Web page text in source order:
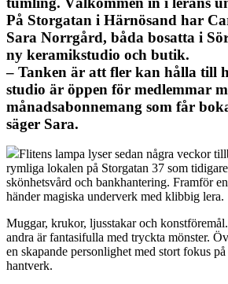
På Storgatan i Härnösand har
Sara Norrgård, båda bosatta i
ny keramikstudio och butik.
– Tanken är att fler kan hålla till
studio är öppen för medlemmar
månadsabonnemang som får
säger Sara.
Flitens lampa lyser sedan några veckor
rymliga lokalen på Storgatan 37 som
skönhetsvård och bankhantering. Framför
händer magiska underverk med klibbig lera.
Muggar, krukor, ljusstakar och
andra är fantasifulla med tryckta mönster.
en skapande personlighet med stort fokus
hantverk.